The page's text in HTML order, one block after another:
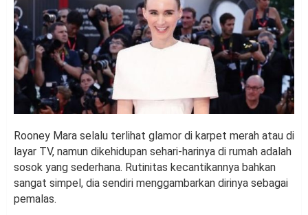
Rooney Mara selalu terlihat glamor di karpet merah atau di
layar TV, namun dikehidupan sehari-harinya di rumah adalah
sosok yang sederhana. Rutinitas kecantikannya bahkan
sangat simpel, dia sendiri menggambarkan dirinya sebagai
pemalas.